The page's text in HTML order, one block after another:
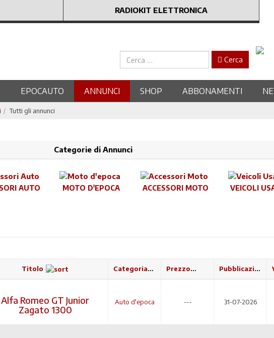
RADIOKIT ELETTRONICA
Cerca Cerca
EPOCAUTO ANNUNCI SHOP ABBONAMENTI
Tutti gli annunci
Categorie di Annunci
AUTO MOTO D'EPOCA ACCESSORI MOTO VEICOLI
Titolo Categoria Prezzo Pubblicazione
Alfa Romeo GT Junior
Zagato 1300
Auto d'epoca --- 31-07-2026